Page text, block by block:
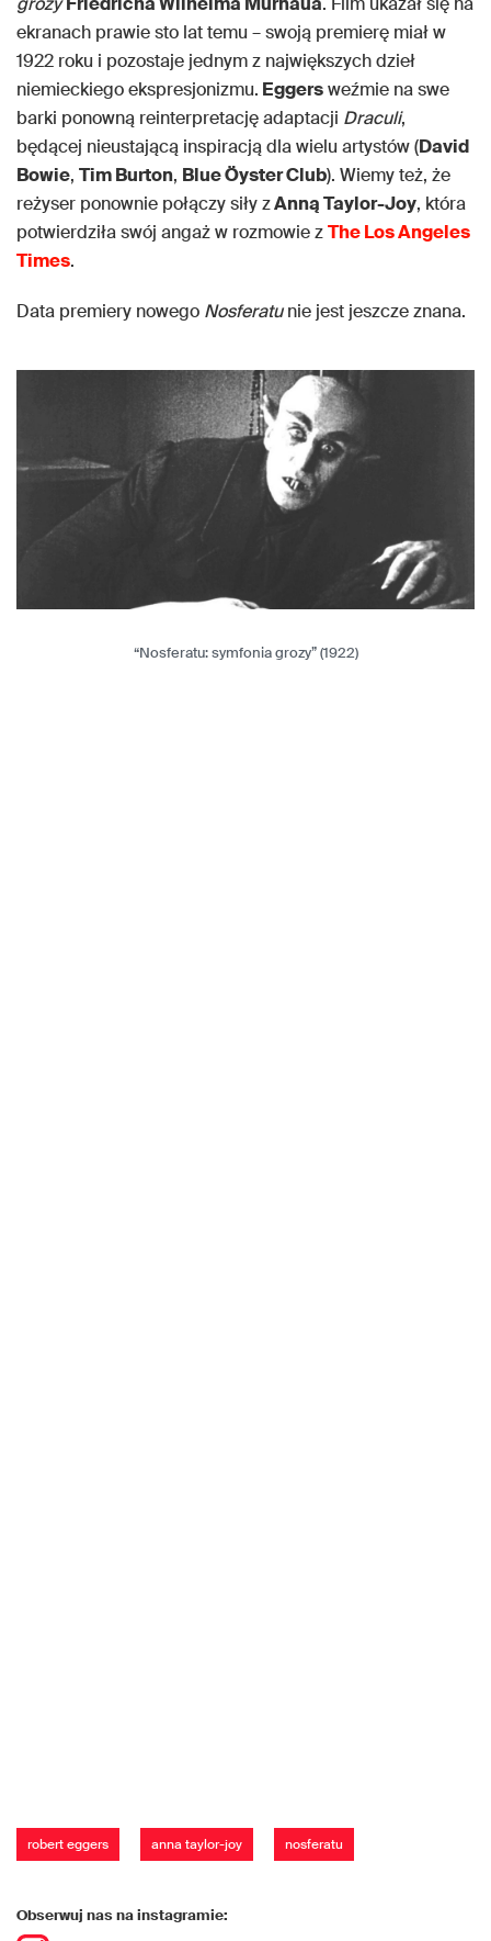
ekranach prawie sto lat temu – swoją premierę miał w
1922 roku i pozostaje jednym z największych dzieł
niemieckiego ekspresjonizmu. Eggersweźmie na swe
barki ponowną reinterpretację adaptacji Draculi,
będącej nieustającą inspiracją dla wielu artystów (David
Bowie, Tim Burton, Blue Öyster Club). Wiemy też, że
reżyser ponownie połączy siły zAnną Taylor-Joy, która
potwierdziła swój angaż w rozmowie zThe Los Angeles
Times.
Data premiery nowego Nosferatunie jest jeszcze znana.
“Nosferatu: symfonia grozy” (1922)
robert eggers anna taylor-joy nosferatu
Obserwuj nas na instagramie: